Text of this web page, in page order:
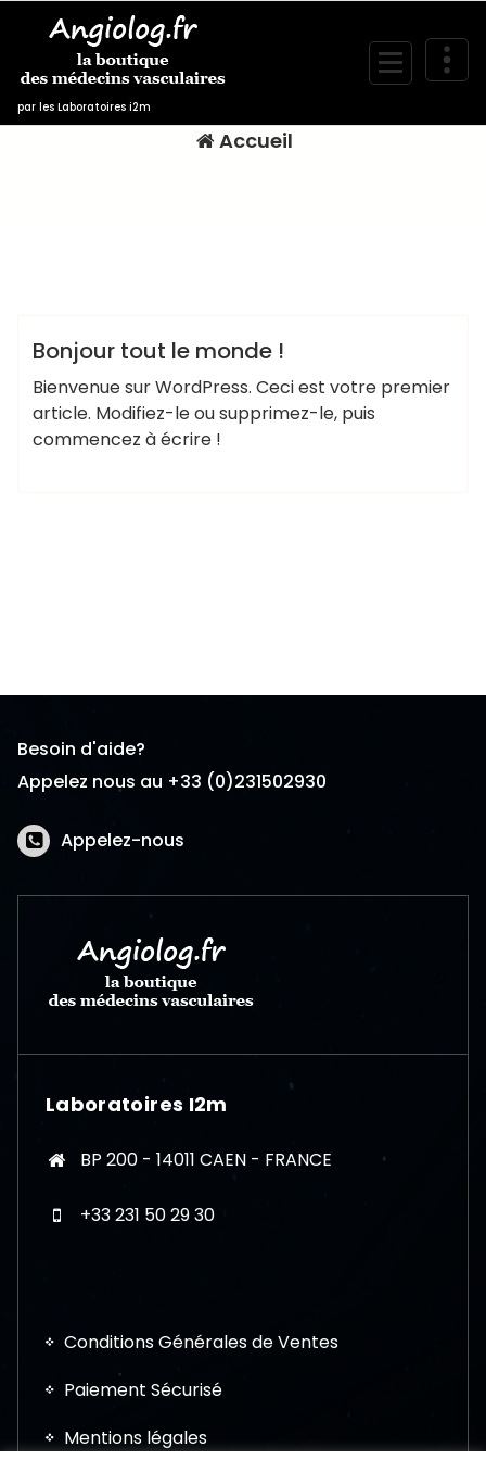
par les Laboratoires i2m Blog
Accueil
Non classé
Bonjour tout le monde !
Bienvenue sur WordPress. Ceci est votre premier
article. Modifiez-le ou supprimez-le, puis
commencez à écrire !
Besoin d'aide?
Appelez nous au +33 (0)231502930
Appelez-nous
Laboratoires I2m
BP 200 - 14011 CAEN - FRANCE
+33 231 50 29 30
Conditions Générales de Ventes
Paiement Sécurisé
Mentions légales